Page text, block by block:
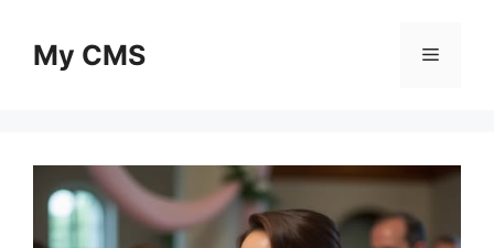
contentMy CMS Menu